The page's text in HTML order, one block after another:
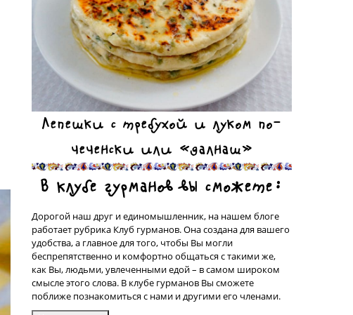
Лепешки с требухой и луком по-
чеченски или «далнаш»
В клубе гурманов вы сможете:
Дорогой наш друг и единомышленник, на нашем блоге
работает рубрика Клуб гурманов. Она создана для вашего
удобства, а главное для того, чтобы Вы могли
беспрепятственно и комфортно общаться с такими же,
как Вы, людьми, увлеченными едой – в самом широком
смысле этого слова. В клубе гурманов Вы сможете
поближе познакомиться с нами и другими его членами.